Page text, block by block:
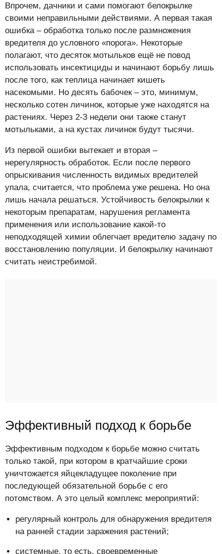
Впрочем, дачники и сами помогают белокрылке
своими неправильными действиями. А первая такая
ошибка – обработка только после размножения
вредителя до условного «порога». Некоторые
полагают, что десяток мотыльков ещё не повод
использовать инсектициды и начинают борьбу лишь
после того, как теплица начинает кишеть
насекомыми. Но десять бабочек – это, минимум,
несколько сотен личинок, которые уже находятся на
растениях. Через 2-3 недели они также станут
мотыльками, а на кустах личинок будут тысячи.
Из первой ошибки вытекает и вторая –
нерегулярность обработок. Если после первого
опрыскивания численность видимых вредителей
упала, считается, что проблема уже решена. Но она
лишь начала решаться. Устойчивость белокрылки к
некоторым препаратам, нарушения регламента
применения или использование какой-то
неподходящей химии облегчает вредителю задачу по
восстановлению популяции. И белокрылку начинают
считать неистребимой.
Эффективный подход к борьбе
Эффективным подходом к борьбе можно считать
только такой, при котором в кратчайшие сроки
уничтожается яйцекладущее поколение при
последующей обязательной борьбе с его
потомством. А это целый комплекс мероприятий:
регулярный контроль для обнаружения вредителя
на ранней стадии заражения растений;
системные, то есть, своевременные